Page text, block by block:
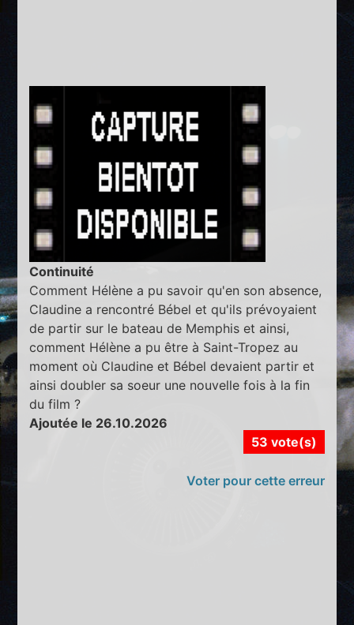
Continuité
Comment Hélène a pu savoir qu'en son absence,
Claudine a rencontré Bébel et qu'ils prévoyaient
de partir sur le bateau de Memphis et ainsi,
comment Hélène a pu être à Saint-Tropez au
moment où Claudine et Bébel devaient partir et
ainsi doubler sa soeur une nouvelle fois à la fin
du film ?
Ajoutée le 26.10.2026
53 vote(s)
Voter pour cette erreur